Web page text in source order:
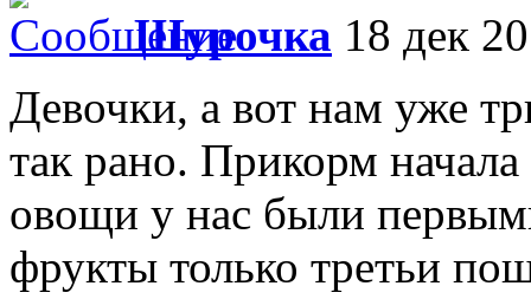
Шурочка 18 дек
Девочки, а вот нам уже
так рано. Прикорм начала
овощи у нас были
фрукты только третьи